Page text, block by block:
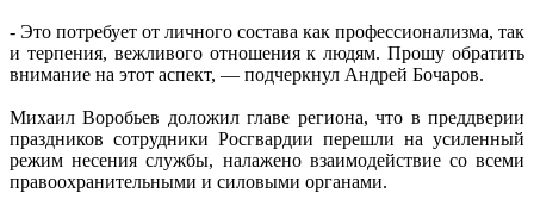
- Это потребует от личного состава как профессионализма, так
и терпения, вежливого отношения к людям. Прошу обратить
внимание на этот аспект, — подчеркнул Андрей Бочаров.
Михаил Воробьев доложил главе региона, что в преддверии
праздников сотрудники Росгвардии перешли на усиленный
режим несения службы, налажено взаимодействие со всеми
правоохранительными и силовыми органами.